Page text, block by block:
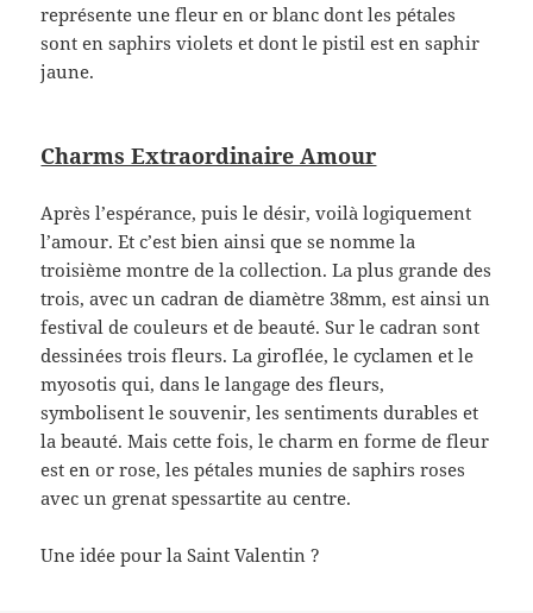
représente une fleur en or blanc dont les pétales
sont en saphirs violets et dont le pistil est en saphir
jaune.
Charms Extraordinaire Amour
Après l’espérance, puis le désir, voilà logiquement
l’amour. Et c’est bien ainsi que se nomme la
troisième montre de la collection. La plus grande des
trois, avec un cadran de diamètre 38mm, est ainsi un
festival de couleurs et de beauté. Sur le cadran sont
dessinées trois fleurs. La giroflée, le cyclamen et le
myosotis qui, dans le langage des fleurs,
symbolisent le souvenir, les sentiments durables et
la beauté. Mais cette fois, le charm en forme de fleur
est en or rose, les pétales munies de saphirs roses
avec un grenat spessartite au centre.
Une idée pour la Saint Valentin ?